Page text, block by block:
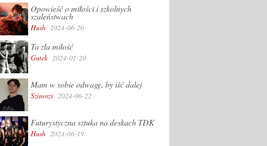
Opowieść o miłości i szkolnych
szaleństwach
Hush 2024-06-20
Ta zła miłość
Gutek 2024-01-20
Mam w sobie odwagę, by iść dalej
Szinoszi 2024-06-22
Futurystyczna sztuka na deskach TDK
Hush 2024-06-19